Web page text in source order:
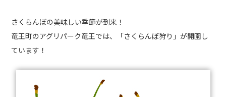
さくらんぼの美味しい季節が到来！
竜王町のアグリパーク竜王では、「さくらんぼ狩り」が開園し
ています！